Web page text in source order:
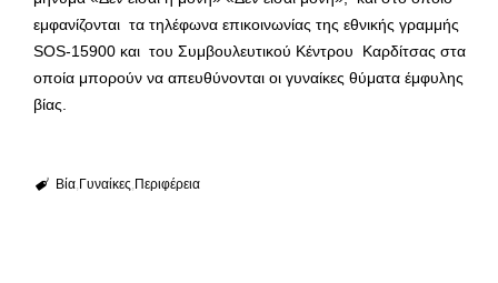
εμφανίζονται τα τηλέφωνα επικοινωνίας της εθνικής γραμμής
SOS-15900 και του Συμβουλευτικού Κέντρου Καρδίτσας στα
οποία μπορούν να απευθύνονται οι γυναίκες θύματα έμφυλης
βίας.
Βία Γυναίκες Περιφέρεια